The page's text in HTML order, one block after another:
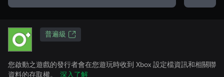
普遍級
您啟動之遊戲的發行者會在您遊玩時收到 Xbox 設定檔資訊和相關聯
資料的存取權。
深入了解